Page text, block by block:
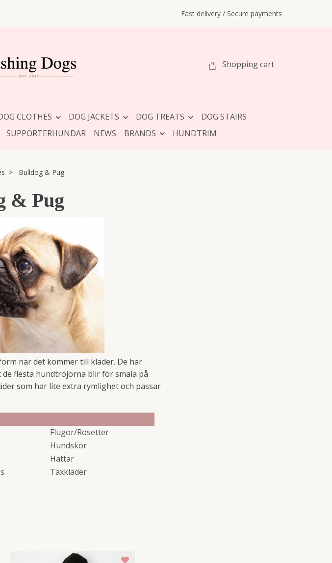
Fast delivery / Secure payments
Shopping cart
CLOTHES DOG JACKETS DOG TREATS
DOG STAIRS
SUPPORTERHUNDAR NEWS BRANDS HUNDTRIM
Bulldog & Pug
& Pug
när det kommer till kläder. De har
flesta hundtröjorna blir för smala på
som har lite extra rymlighet och passar
Flugor/Rosetter
Hundskor
Hattar
Taxkläder